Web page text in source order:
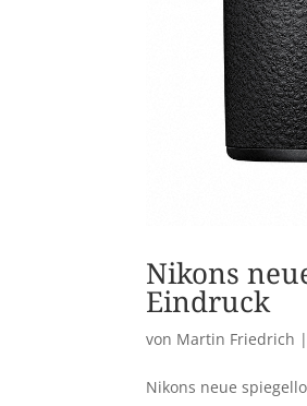
Nikons
Eindruck
von Martin Friedrich
Nikons neue